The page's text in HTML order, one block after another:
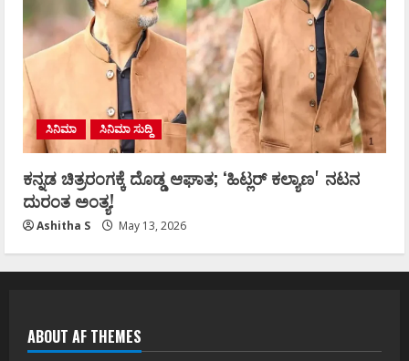
ಸಿನಿಮಾ ಸಿನಿಮಾ ಸುದ್ದಿ
ಕನ್ನಡ ಚಿತ್ರರಂಗಕ್ಕೆ ದೊಡ್ಡ ಆಘಾತ; ʻಹಿಟ್ಲರ್ ಕಲ್ಯಾಣʼ ನಟನ
ದುರಂತ ಅಂತ್ಯ!
Ashitha S May 13, 2026
ABOUT AF THEMES